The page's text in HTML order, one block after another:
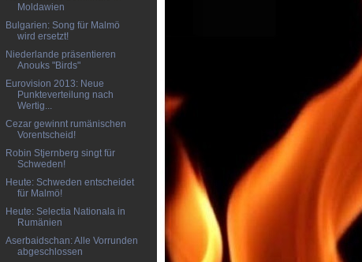
Moldawien
Bulgarien: Song für Malmö
wird ersetzt!
Niederlande präsentieren
Anouks "Birds"
Eurovision 2013: Neue
Punkteverteilung nach
Wertig...
Cezar gewinnt rumänischen
Vorentscheid!
Robin Stjernberg singt für
Schweden!
Heute: Schweden entscheidet
für Malmö!
Heute: Selectia Nationala in
Rumänien
Aserbaidschan: Alle Vorrunden
abgeschlossen